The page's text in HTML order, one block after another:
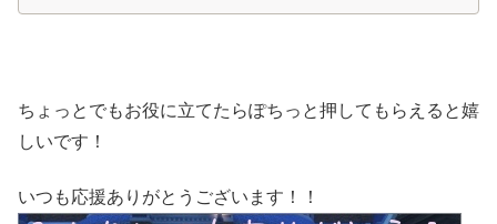
ちょっとでもお役に立てたらぽちっと押してもらえると嬉
しいです！
いつも応援ありがとうございます！！